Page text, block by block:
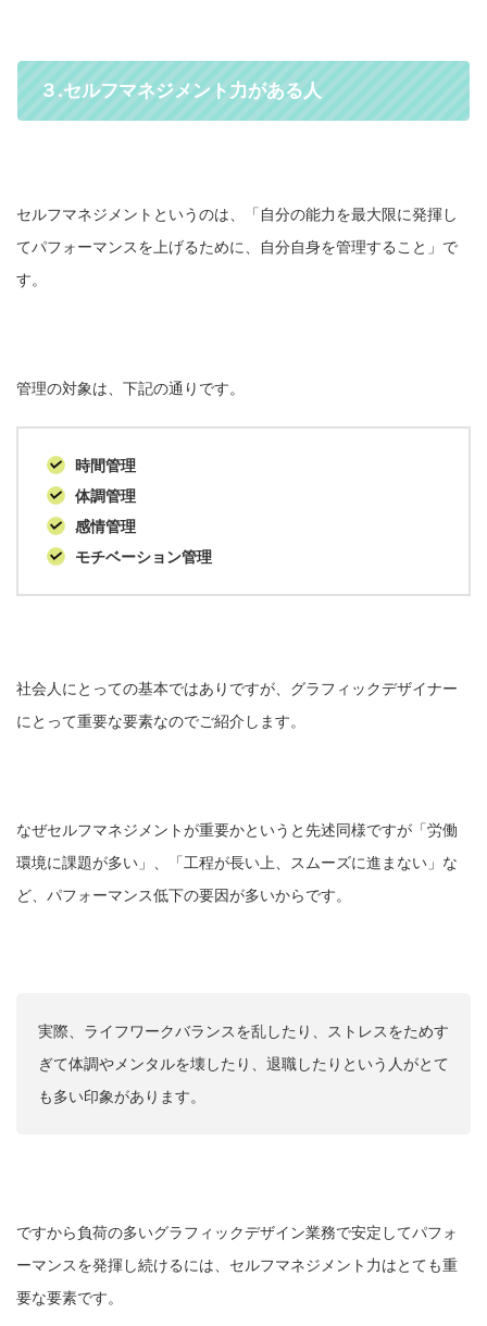
３.セルフマネジメント力がある人
セルフマネジメントというのは、「自分の能力を最大限に発揮し
てパフォーマンスを上げるために、自分自身を管理すること」で
す。
管理の対象は、下記の通りです。
時間管理
体調管理
感情管理
モチベーション管理
社会人にとっての基本ではありですが、グラフィックデザイナー
にとって重要な要素なのでご紹介します。
なぜセルフマネジメントが重要かというと先述同様ですが「労働
環境に課題が多い」、「工程が長い上、スムーズに進まない」な
ど、パフォーマンス低下の要因が多いからです。
実際、ライフワークバランスを乱したり、ストレスをためす
ぎて体調やメンタルを壊したり、退職したりという人がとて
も多い印象があります。
ですから負荷の多いグラフィックデザイン業務で安定してパフォ
ーマンスを発揮し続けるには、セルフマネジメント力はとても重
要な要素です。